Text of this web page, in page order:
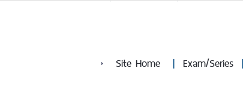
Site Home | Exam/Series |